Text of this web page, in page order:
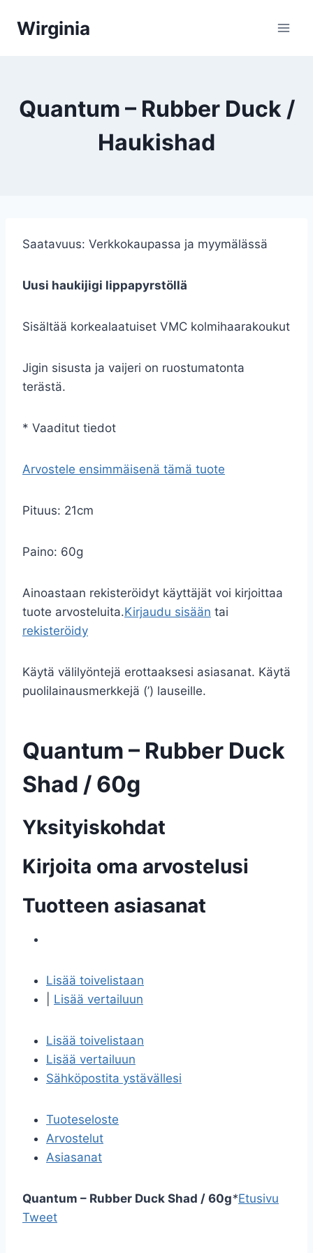
sisältöön
Wirginia
Quantum – Rubber Duck /
Haukishad
Saatavuus: Verkkokaupassa ja myymälässä
Uusi haukijigi lippapyrstöllä
Sisältää korkealaatuiset VMC kolmihaarakoukut
Jigin sisusta ja vaijeri on ruostumatonta
terästä.
* Vaaditut tiedot
Arvostele ensimmäisenä tämä tuote
Pituus: 21cm
Paino: 60g
Ainoastaan rekisteröidyt käyttäjät voi kirjoittaa
tuote arvosteluita.Kirjaudu sisään tai
rekisteröidy
Käytä välilyöntejä erottaaksesi asiasanat. Käytä
puolilainausmerkkejä (’) lauseille.
Quantum – Rubber Duck
Shad / 60g
Yksityiskohdat
Kirjoita oma arvostelusi
Tuotteen asiasanat
Lisää toivelistaan
Lisää vertailuun
Lisää toivelistaan
Lisää vertailuun
Sähköpostita ystävällesi
Tuoteseloste
Arvostelut
Asiasanat
Quantum – Rubber Duck Shad / 60g*Etusivu
Tweet